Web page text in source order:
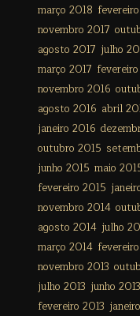
março 2018
novembro 2017
agosto 2017 julho
março 2017
novembro 2016
agosto 2016 abril
janeiro 2016
outubro 2015
junho 2015 maio
fevereiro 2015
novembro 2014
agosto 2014 julho
março 2014
novembro 2013
julho 2013 junho 2013
fevereiro 2013